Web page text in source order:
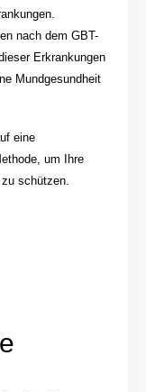
nach dem GBT-
Erkrankungen
Mundgesundheit
eine
um Ihre
schützen.